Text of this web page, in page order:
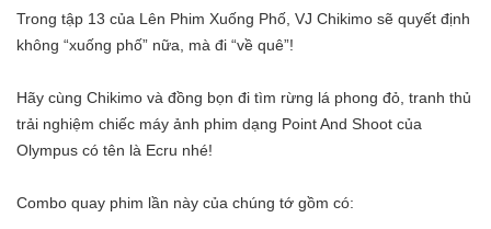
Trong tập 13 của Lên Phim Xuống Phố, VJ Chikimo sẽ quyết định
không “xuống phố” nữa, mà đi “về quê”!
Hãy cùng Chikimo và đồng bọn đi tìm rừng lá phong đỏ, tranh thủ
trải nghiệm chiếc máy ảnh phim dạng Point And Shoot của
Olympus có tên là Ecru nhé!
Combo quay phim lần này của chúng tớ gồm có: